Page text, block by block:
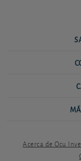
Acerca de Ocu